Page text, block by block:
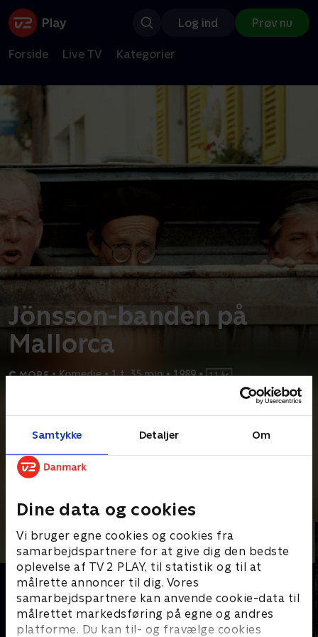
Samtykke Detaljer Om
Dine data og cookies
Vi bruger egne cookies og cookies fra
samarbejdspartnere for at give dig den bedste
oplevelse af TV 2 PLAY, til statistik og til at
målrette annoncer til dig. Vores
samarbejdspartnere kan anvende cookie-data til
målrettet markedsføring på egne og andres
platforme. Du kan til- og fravælge cookies
Log ind Prøv nu
Forside Live TV Kategorier
Jönsson-banden på
Mallorca
• Komedie • 1 t. 35 min • 1989 •
Sickan er smådeprimeret i det regnfulde Stockholm. Makkerne
Vanheden og Dynamit-Harry er taget til Mallorca
Prøv TV 2 Play*
*Kræver pakken Basis. Administrer dit abonnement på Mit TV 2.
Andre så også